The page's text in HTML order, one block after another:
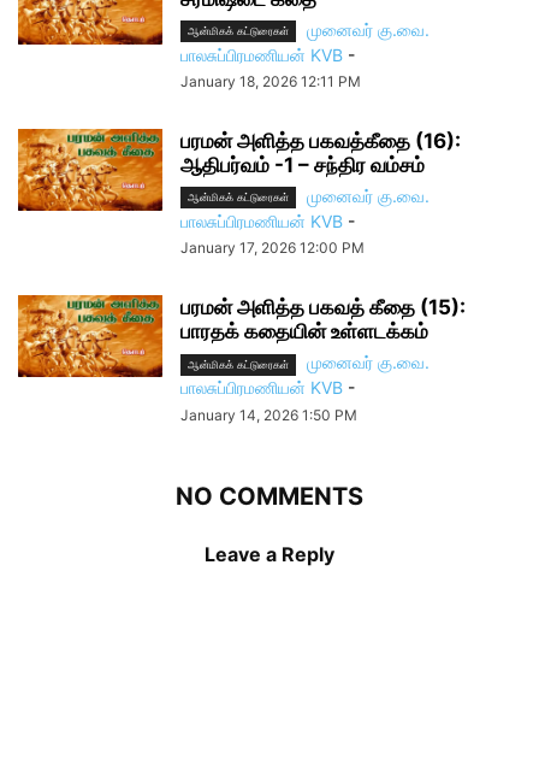
ஆன்மிகக் கட்டுரைகள்
முனைவர் கு.வை.
பாலசுப்பிரமணியன் KVB -
January 18, 2026 12:11 PM
பரமன் அளித்த பகவத்கீதை (16):
ஆதிபர்வம் -1 – சந்திர வம்சம்
ஆன்மிகக் கட்டுரைகள்
முனைவர் கு.வை.
பாலசுப்பிரமணியன் KVB -
January 17, 2026 12:00 PM
பரமன் அளித்த பகவத் கீதை (15):
பாரதக் கதையின் உள்ளடக்கம்
ஆன்மிகக் கட்டுரைகள்
முனைவர் கு.வை.
பாலசுப்பிரமணியன் KVB -
January 14, 2026 1:50 PM
NO COMMENTS
Leave a Reply